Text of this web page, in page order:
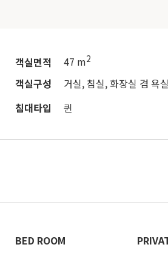
객실면적 47 m2
객실구성
거실, 침실, 화장실 겸 욕실
침대타입
퀸
BED ROOM